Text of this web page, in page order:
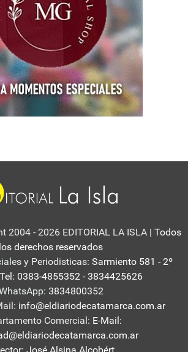
2004 - 2026 EDITORIAL LA ISLA | Todos
los derechos reservados
y Periodisticas: Sarmiento 581 - 2º
0383-4855352 - 3834425626
3834800352
info@eldiariodecatamarca.com.ar
Comercial: E-Mail: